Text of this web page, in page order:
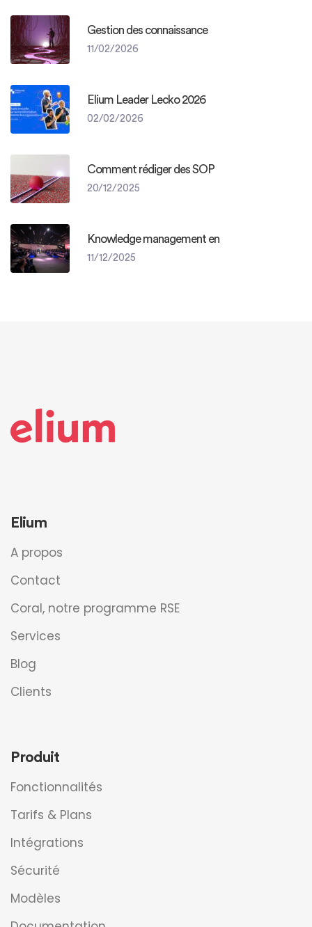
Gestion des connaissance
11/02/2026
Elium Leader Lecko 2026
02/02/2026
Comment rédiger des SOP
20/12/2025
Knowledge management en
11/12/2025
Elium
A propos
Contact
Coral, notre programme RSE
Services
Blog
Clients
Produit
Fonctionnalités
Tarifs & Plans
Intégrations
Sécurité
Modèles